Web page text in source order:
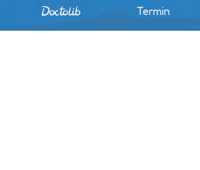
Termin